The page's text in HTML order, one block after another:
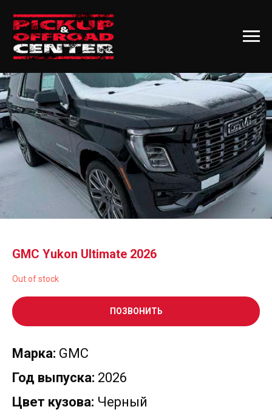
GMC Yukon Ultimate 2026
Out of stock
ПОЗВОНИТЬ
Марка: GMC
Год выпуска: 2026
Цвет кузова: Черный